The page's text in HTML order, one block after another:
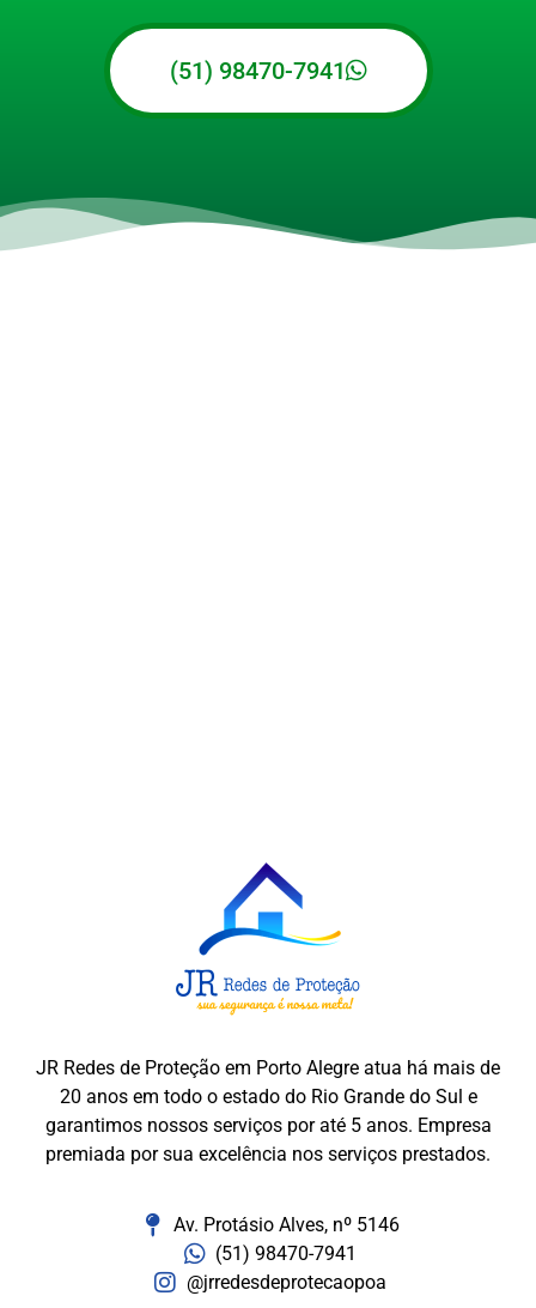
(51) 98470-7941
JR Redes de Proteção em Porto Alegre atua há mais de
20 anos em todo o estado do Rio Grande do Sul e
garantimos nossos serviços por até 5 anos. Empresa
premiada por sua excelência nos serviços prestados.
Av. Protásio Alves, nº 5146
(51) 98470-7941
@jrredesdeprotecaopoa